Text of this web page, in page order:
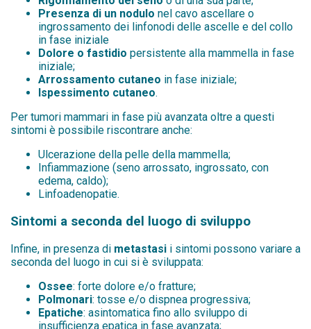
Presenza di un nodulo nel cavo ascellare o
ingrossamento dei linfonodi delle ascelle e del collo
in fase iniziale
Dolore o fastidio persistente alla mammella in fase
iniziale;
Arrossamento cutaneo in fase iniziale;
Ispessimento cutaneo.
Per tumori mammari in fase più avanzata oltre a questi
sintomi è possibile riscontrare anche:
Ulcerazione della pelle della mammella;
Infiammazione (seno arrossato, ingrossato, con
edema, caldo);
Linfoadenopatie.
Sintomi a seconda del luogo di sviluppo
Infine, in presenza di metastasi i sintomi possono variare a
seconda del luogo in cui si è sviluppata:
Ossee: forte dolore e/o fratture;
Polmonari: tosse e/o dispnea progressiva;
Epatiche: asintomatica fino allo sviluppo di
insufficienza epatica in fase avanzata;